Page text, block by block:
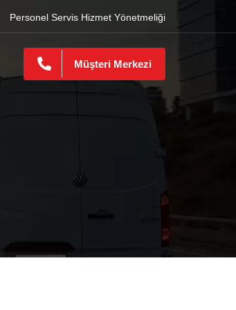
Personel Servis Hizmet Yönetmeliği
Müşteri Merkezi